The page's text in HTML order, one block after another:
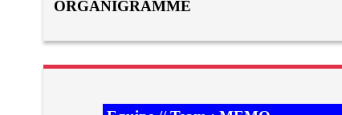
ORGANIGRAMME